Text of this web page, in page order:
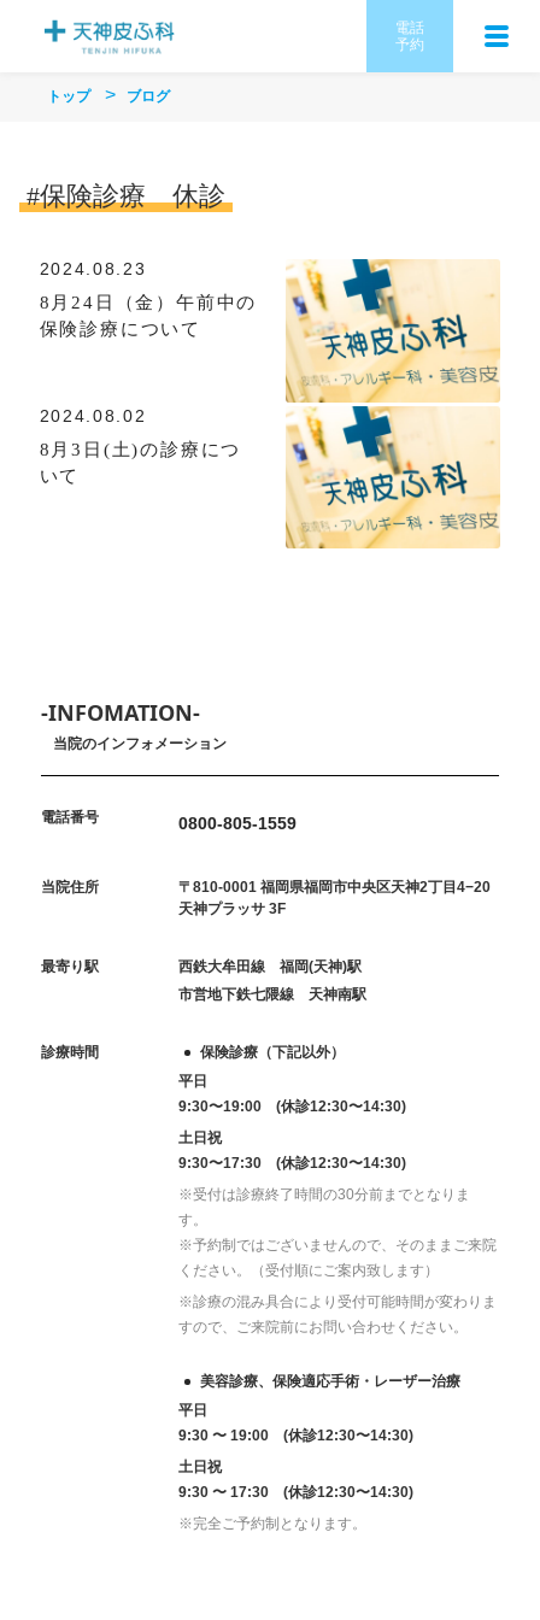
電話
予約
トップ ブログ
#保険診療 休診
2024.08.23
8月24日（金）午前中の
保険診療について
2024.08.02
8月3日(土)の診療につ
いて
-INFOMATION-
当院のインフォメーション
電話番号 0800-805-1559
当院住所
〒810-0001 福岡県福岡市中央区天神2丁目4−20
天神プラッサ 3F
最寄り駅
西鉄大牟田線 福岡(天神)駅
市営地下鉄七隈線 天神南駅
診療時間
保険診療（下記以外）
平日
9:30〜19:00 (休診12:30〜14:30)
土日祝
9:30〜17:30 (休診12:30〜14:30)
※受付は診療終了時間の30分前までとなりま
す。
※予約制ではございませんので、そのままご来院
ください。（受付順にご案内致します）
※診療の混み具合により受付可能時間が変わりま
すので、ご来院前にお問い合わせください。
美容診療、保険適応手術・レーザー治療
平日
9:30 〜 19:00 (休診12:30〜14:30)
土日祝
9:30 〜 17:30 (休診12:30〜14:30)
※完全ご予約制となります。